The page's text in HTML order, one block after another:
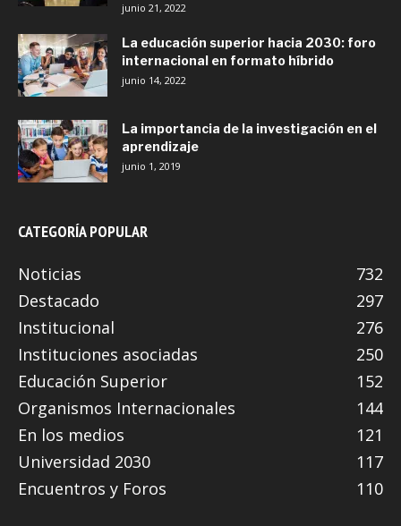
junio 21, 2022
La educación superior hacia 2030: foro
internacional en formato híbrido
junio 14, 2022
La importancia de la investigación en el
aprendizaje
junio 1, 2019
CATEGORÍA POPULAR
Noticias
732
Destacado
297
Institucional
276
Instituciones asociadas
250
Educación Superior
152
Organismos Internacionales
144
En los medios
121
Universidad 2030
117
Encuentros y Foros
110